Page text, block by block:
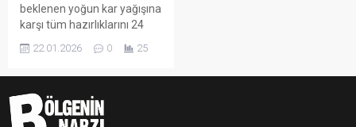
beklenen yoğun kar yağışına
karşı tüm hazırlıklarını 24
Belediye ekipleri, ulaşımda
olumsuzluklardan
etkilenmemesi için sahada
22.01.2026 0 25